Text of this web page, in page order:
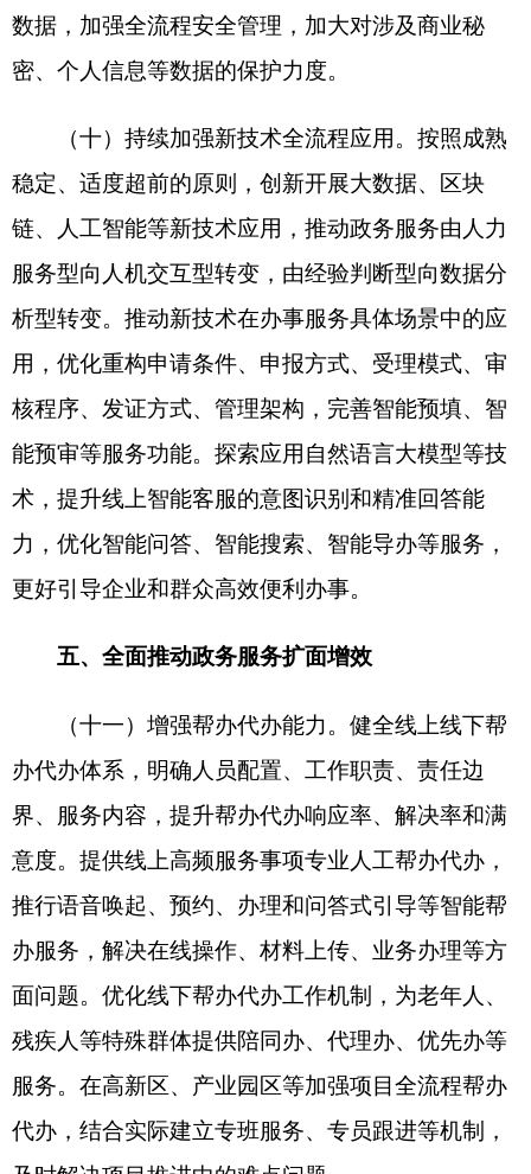
单位从企业和群众视角梳理服务事项、优化办事流
程，推进水电气热过户和不动产登记、水电气网报
（十三）拓展增值服务内容。依托线上线下政
务服务渠道，打造定制化、套餐式、模块化的涉企
服务“一类事”场景，为企业提供精准化、个性化的
优质衍生服务。探索统筹行业协会、市场化专业服
务机构等涉企服务资源，一站式提供政策推荐、咨
企纠纷调解等法律服务，融资担保、产业基金对
接、上市培育等金融服务，人才认定、住房安居、
资金补助等人才服务，科技企业培育、产学研对接
等科创服务，外贸资源对接、报关退税咨询、汇率
避险指导等国际贸易服务。
六、全面夯实政务服务工作基础
（十四）健全政务服务标准体系。加强政务服
台和政务服务中心建设、12345热线运行等标准规
范。健全政务服务事项基础标准，完善国家政务服
件、服务对象、办理流程、申请材料、法定办结时
限等在全国范围内统一。编制集成办理“一件事”工
作指引和办事指南，完善跨区域办事业务标准和操
作规程。
（十五）强化政务服务制度供给。发挥法治引
领和保障作用，加强国家层面政务服务领域立法研
究。及时清理和修订与政务服务改革不相适应的行
域制度保障，破解集成办、承诺办、跨域办、免申